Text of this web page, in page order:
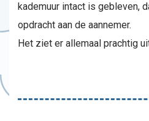
kademuur intact is gebleven,
opdracht aan de aannemer.
Het ziet er allemaal prachtig